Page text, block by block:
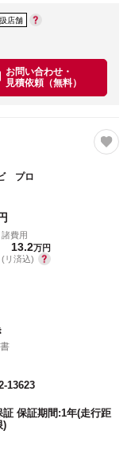
店舗
お問い合わせ・
見積依頼（無料）
プロ
諸費用
13.2万円
(リ済込)
13623
証 保証期間:1年(走行距
)